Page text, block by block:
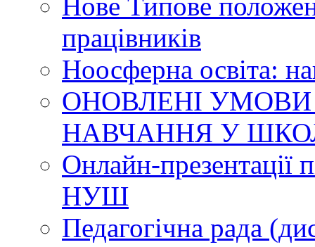
працівників
Ноосферна освіта:
ОНОВЛЕНІ
НАВЧАННЯ У
Онлайн-презентації
НУШ
Педагогічна рада